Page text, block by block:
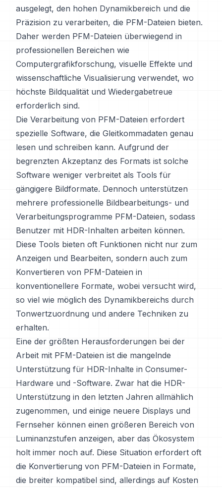
ausgelegt, den hohen Dynamikbereich und die
Präzision zu verarbeiten, die PFM-Dateien bieten.
Daher werden PFM-Dateien überwiegend in
professionellen Bereichen wie
Computergrafikforschung, visuelle Effekte und
wissenschaftliche Visualisierung verwendet, wo
höchste Bildqualität und Wiedergabetreue
erforderlich sind.
Die Verarbeitung von PFM-Dateien erfordert
spezielle Software, die Gleitkommadaten genau
lesen und schreiben kann. Aufgrund der
begrenzten Akzeptanz des Formats ist solche
Software weniger verbreitet als Tools für
gängigere Bildformate. Dennoch unterstützen
mehrere professionelle Bildbearbeitungs- und
Verarbeitungsprogramme PFM-Dateien, sodass
Benutzer mit HDR-Inhalten arbeiten können.
Diese Tools bieten oft Funktionen nicht nur zum
Anzeigen und Bearbeiten, sondern auch zum
Konvertieren von PFM-Dateien in
konventionellere Formate, wobei versucht wird,
so viel wie möglich des Dynamikbereichs durch
Tonwertzuordnung und andere Techniken zu
erhalten.
Eine der größten Herausforderungen bei der
Arbeit mit PFM-Dateien ist die mangelnde
Unterstützung für HDR-Inhalte in Consumer-
Hardware und -Software. Zwar hat die HDR-
Unterstützung in den letzten Jahren allmählich
zugenommen, und einige neuere Displays und
Fernseher können einen größeren Bereich von
Luminanzstufen anzeigen, aber das Ökosystem
holt immer noch auf. Diese Situation erfordert oft
die Konvertierung von PFM-Dateien in Formate,
die breiter kompatibel sind, allerdings auf Kosten